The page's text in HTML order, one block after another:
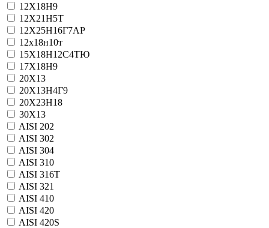
12Х18Н9
12Х21Н5Т
12Х25Н16Г7АР
12х18н10т
15Х18Н12С4ТЮ
17Х18Н9
20Х13
20Х13Н4Г9
20Х23Н18
30Х13
AISI 202
AISI 302
AISI 304
AISI 310
AISI 316T
AISI 321
AISI 410
AISI 420
AISI 420S